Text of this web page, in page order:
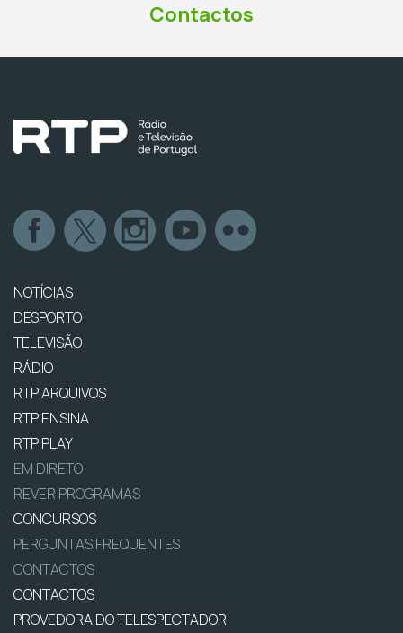
Contactos
NOTÍCIAS
DESPORTO
TELEVISÃO
RÁDIO
RTP ARQUIVOS
RTP ENSINA
RTP PLAY
EM DIRETO
REVER PROGRAMAS
CONCURSOS
PERGUNTAS FREQUENTES
CONTACTOS
CONTACTOS
PROVEDORA DO TELESPECTADOR